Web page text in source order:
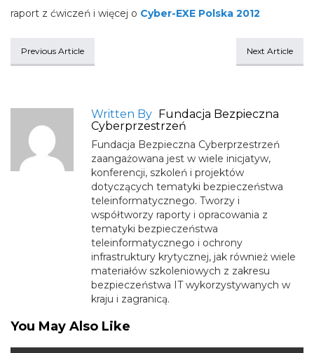
raport z ćwiczeń i więcej o Cyber-EXE Polska 2012
Previous Article Next Article
Written By
Fundacja Bezpieczna
Cyberprzestrzeń
Fundacja Bezpieczna Cyberprzestrzeń
zaangażowana jest w wiele inicjatyw,
konferencji, szkoleń i projektów
dotyczących tematyki bezpieczeństwa
teleinformatycznego. Tworzy i
współtworzy raporty i opracowania z
tematyki bezpieczeństwa
teleinformatycznego i ochrony
infrastruktury krytycznej, jak również wiele
materiałów szkoleniowych z zakresu
bezpieczeństwa IT wykorzystywanych w
kraju i zagranicą.
You May Also Like